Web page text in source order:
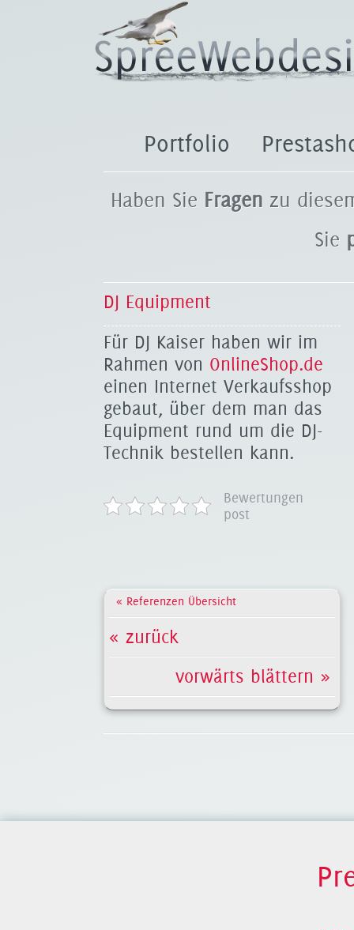
Portfolio
Haben Sie Fragen zu
Sie
DJ Equipment
Für DJ Kaiser haben wir im
Rahmen von OnlineShop.de
einen Internet Verkaufsshop
gebaut, über dem man das
Equipment rund um die DJ-
Technik bestellen kann.
Bewertungen
post
« Referenzen Übersicht
« zurück
vorwärts blättern »